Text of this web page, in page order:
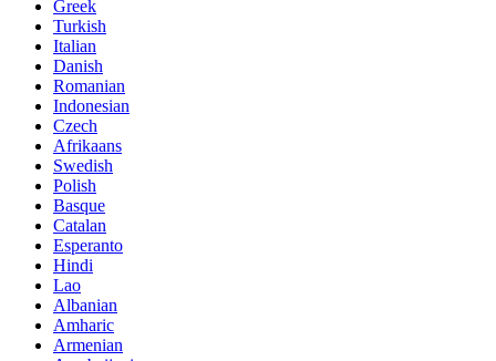
Greek
Turkish
Italian
Danish
Romanian
Indonesian
Czech
Afrikaans
Swedish
Polish
Basque
Catalan
Esperanto
Hindi
Lao
Albanian
Amharic
Armenian